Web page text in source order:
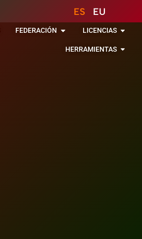
ES EU
FEDERACIÓN LICENCIAS
HERRAMIENTAS